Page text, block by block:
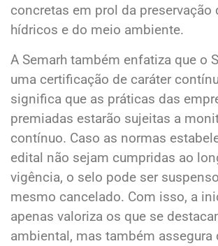
concretas em prol da preservação
hídricos e do meio ambiente.
A Semarh também enfatiza que o
uma certificação de caráter
significa que as práticas das
premiadas estarão sujeitas a
contínuo. Caso as normas
edital não sejam cumpridas ao
vigência, o selo pode ser
mesmo cancelado. Com isso, a
apenas valoriza os que se
ambiental, mas também assegura